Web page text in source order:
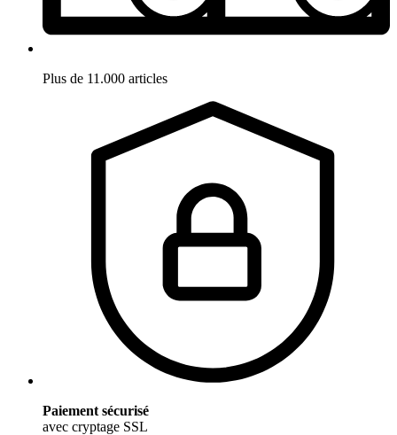
Plus de 11.000 articles
Paiement sécurisé
avec cryptage SSL